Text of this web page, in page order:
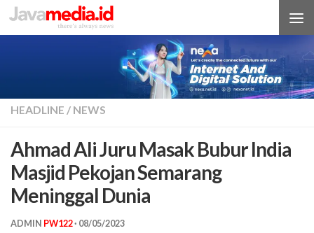
Skip to content
HEADLINE / NEWS
Ahmad Ali Juru Masak Bubur India
Masjid Pekojan Semarang
Meninggal Dunia
ADMIN PW122· 08/05/2023